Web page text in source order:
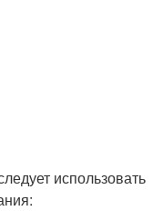
использовать